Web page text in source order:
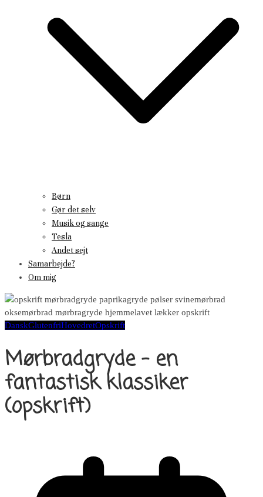
Børn
Gør det selv
Musik og sange
Tesla
Andet sejt
Samarbejde?
Om mig
DanskGlutenfriHovedretOpskrift
Mørbradgryde – en
fantastisk klassiker
(opskrift)